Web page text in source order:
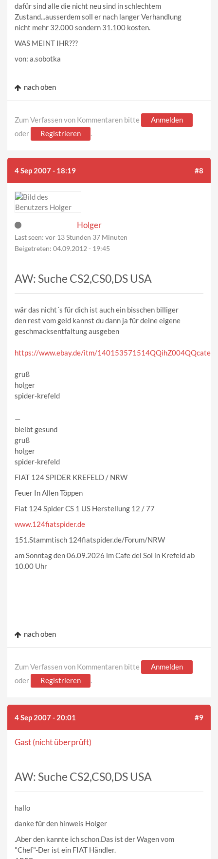
dafür sind alle die nicht neu sind in schlechtem
Zustand...ausserdem soll er nach langer Verhandlung
nicht mehr 32.000 sondern 31.100 kosten.
WAS MEINT IHR???
von: a.sobotka
nach oben
Zum Verfassen von Kommentaren bitte
Anmelden
oder
Registrieren .
4 Sep 2007 - 18:19 #8
Holger
Last seen: vor 13 Stunden 37 Minuten
Beigetreten: 04.09.2012 - 19:45
AW: Suche CS2,CS0,DS USA
wär das nicht´s für dich ist auch ein bisschen billiger
den rest vom geld kannst du dann ja für deine eigene
geschmacksentfaltung ausgeben
https://www.ebay.de/itm/
gruß
holger
spider-krefeld
—
bleibt gesund
gruß
holger
spider-krefeld
FIAT 124 SPIDER KREFELD / NRW
Feuer In Allen Töppen
Fiat 124 Spider CS 1 US Herstellung 12 / 77
www.124fiatspider.de
151.Stammtisch 124fiatspider.de/Forum/NRW
am Sonntag den 06.09.2026 im Cafe del Sol in Krefeld ab
10.00 Uhr
nach oben
Zum Verfassen von Kommentaren bitte
Anmelden
oder
Registrieren .
4 Sep 2007 - 20:01 #9
Gast (nicht überprüft)
AW: Suche CS2,CS0,DS USA
hallo
danke für den hinweis Holger
.Aber den kannte ich schon.Das ist der Wagen vom
"Chef"-Der ist ein FIAT Händler.